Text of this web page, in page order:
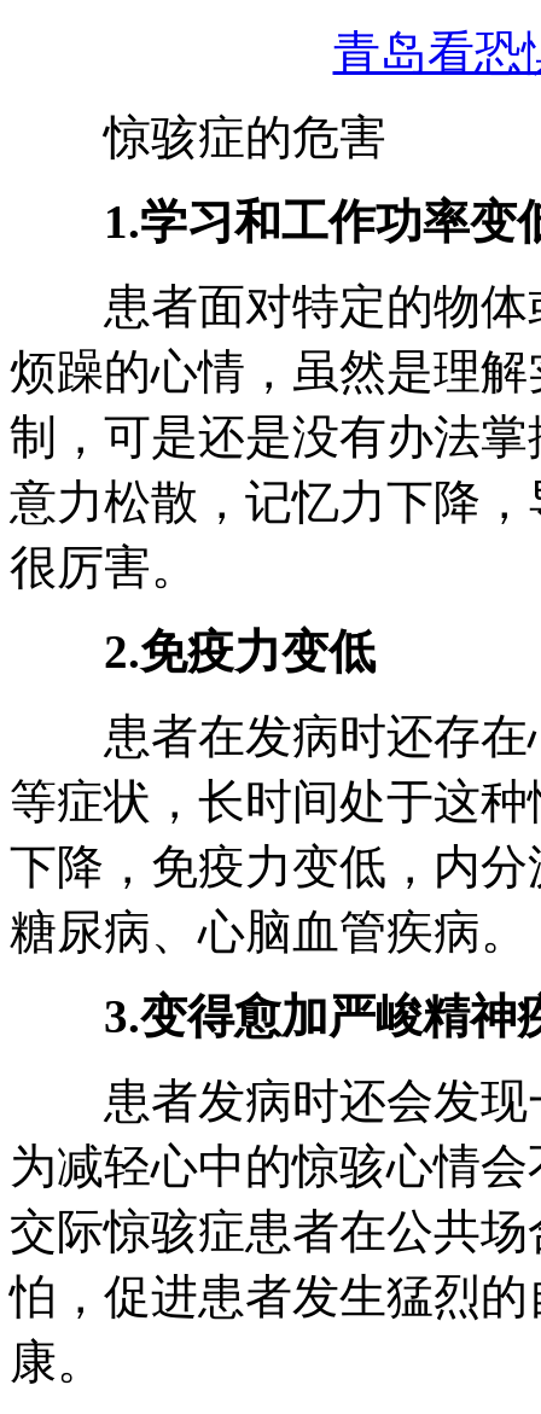
青岛看恐
惊骇症的危害
1.学习和工作功率变
患者面对特定的物体
烦躁的心情，虽然是理
制，可是还是没有办法
意力松散，记忆力下降
很厉害。
2.免疫力变低
患者在发病时还存在
等症状，长时间处于这
下降，免疫力变低，内
糖尿病、心脑血管疾病
3.变得愈加严峻精神
患者发病时还会发现
为减轻心中的惊骇心情
交际惊骇症患者在公共
怕，促进患者发生猛烈
康。